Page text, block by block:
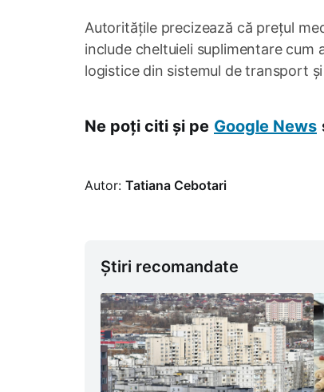
Autoritățile precizează că prețul
include cheltuieli suplimentare
logistice din sistemul de transport
Ne poți citi și pe Google News
Autor: Tatiana Cebotari
Știri recomandate